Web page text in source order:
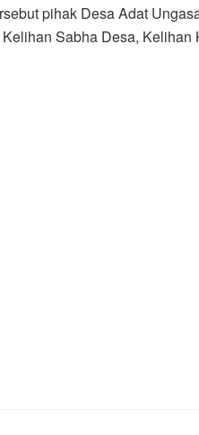
pihak Desa Adat
Sabha Desa, Kelihan